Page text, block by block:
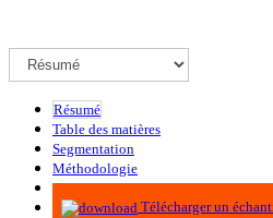
Résumé
Table des matières
Segmentation
Méthodologie
Infographie
Télécharger un